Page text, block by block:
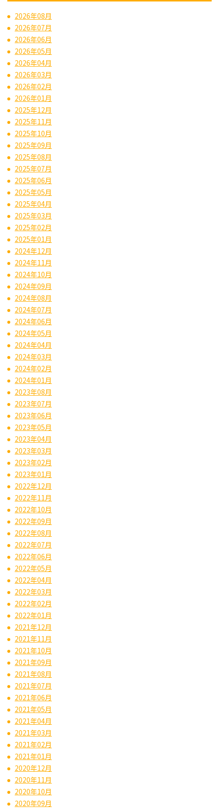
2026年08月
2026年07月
2026年06月
2026年05月
2026年04月
2026年03月
2026年02月
2026年01月
2025年12月
2025年11月
2025年10月
2025年09月
2025年08月
2025年07月
2025年06月
2025年05月
2025年04月
2025年03月
2025年02月
2025年01月
2024年12月
2024年11月
2024年10月
2024年09月
2024年08月
2024年07月
2024年06月
2024年05月
2024年04月
2024年03月
2024年02月
2024年01月
2023年08月
2023年07月
2023年06月
2023年05月
2023年04月
2023年03月
2023年02月
2023年01月
2022年12月
2022年11月
2022年10月
2022年09月
2022年08月
2022年07月
2022年06月
2022年05月
2022年04月
2022年03月
2022年02月
2022年01月
2021年12月
2021年11月
2021年10月
2021年09月
2021年08月
2021年07月
2021年06月
2021年05月
2021年04月
2021年03月
2021年02月
2021年01月
2020年12月
2020年11月
2020年10月
2020年09月